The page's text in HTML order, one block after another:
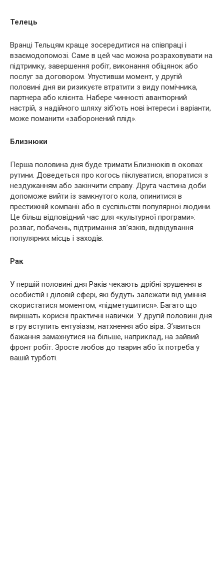
Телець
Вранці Тельцям краще зосередитися на співпраці і
взаємодопомозі. Саме в цей час можна розраховувати на
підтримку, завершення робіт, виконання обіцянок або
послуг за договором. Упустивши момент, у другій
половині дня ви ризикуєте втратити з виду помічника,
партнера або клієнта. Набере чинності авантюрний
настрій, з надійного шляху зіб’ють нові інтереси і варіанти,
може поманити «заборонений плід».
Близнюки
Перша половина дня буде тримати Близнюків в оковах
рутини. Доведеться про когось піклуватися, впоратися з
нездужанням або закінчити справу. Друга частина доби
допоможе вийти із замкнутого кола, опинитися в
престижній компанії або в суспільстві популярної людини.
Це більш відповідний час для «культурної програми»:
розваг, побачень, підтримання зв’язків, відвідування
популярних місць і заходів.
Рак
У першій половині дня Раків чекають дрібні зрушення в
особистій і діловій сфері, які будуть залежати від уміння
скористатися моментом, «підметушитися». Багато що
вирішать корисні практичні навички. У другій половині дня
в гру вступить ентузіазм, натхнення або віра. З’явиться
бажання замахнутися на більше, наприклад, на зайвий
фронт робіт. Зросте любов до тварин або їх потреба у
вашій турботі.